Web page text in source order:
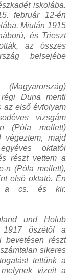
iskolába.
február 12-én
Miután 1915
és Trieszt
az összes
belsejébe
Duna menti
az első évfolyam
vizsgám
(Póla mellett)
végeztem, majd
oktatói
részt vettem a
n (Póla mellett),
első oktató. Én
a cs. és kir.
und Holub
1917 őszétől a
bevetésen részt
sikeres
tettünk a
vizeit a